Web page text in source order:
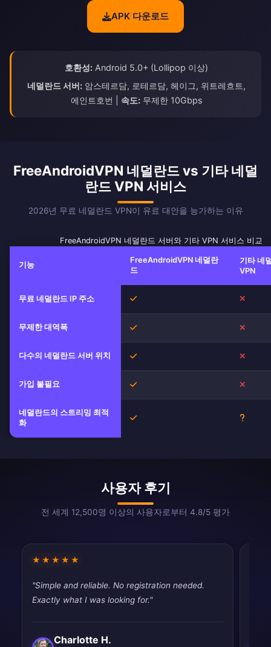
APK 다운로드
호환성: Android 5.0+ (Lollipop 이상)
네덜란드 서버: 암스테르담, 로테르담, 헤이그, 위트레흐트,
에인트호번 | 속도:무제한 10Gbps
FreeAndroidVPN 네덜란드 vs 기타 네덜
란드 VPN 서비스
2026년 무료 네덜란드 VPN이 유료 대안을 능가하는 이유
FreeAndroidVPN 네덜란드 서버와 기타 VPN 서비스 비교
기능
FreeAndroidVPN 네덜란
드
기타 네
VPN
무료 네덜란드 IP 주소 예
무제한 대역폭 예
다수의 네덜란드 서버 위치 예
가입 불필요 예
네덜란드의 스트리밍 최적
화
예
사용자 후기
전 세계 12,500명 이상의 사용자로부터 4.8/5 평가
★★★★★
"Simple and reliable. No registration needed.
Exactly what I was looking for."
Charlotte H.